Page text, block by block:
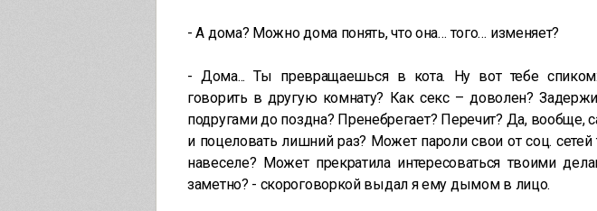
- А дома? Можно дома понять, что она… того… изменяет?
- Дома... Ты превращаешься в кота. Ну вот тебе
говорить в другую комнату? Как секс – доволен?
подругами до поздна? Пренебрегает? Перечит? Да, вообще,
и поцеловать лишний раз? Может пароли свои от соц. сетей
навеселе? Может прекратила интересоваться твоими
заметно? - скороговоркой выдал я ему дымом в лицо.